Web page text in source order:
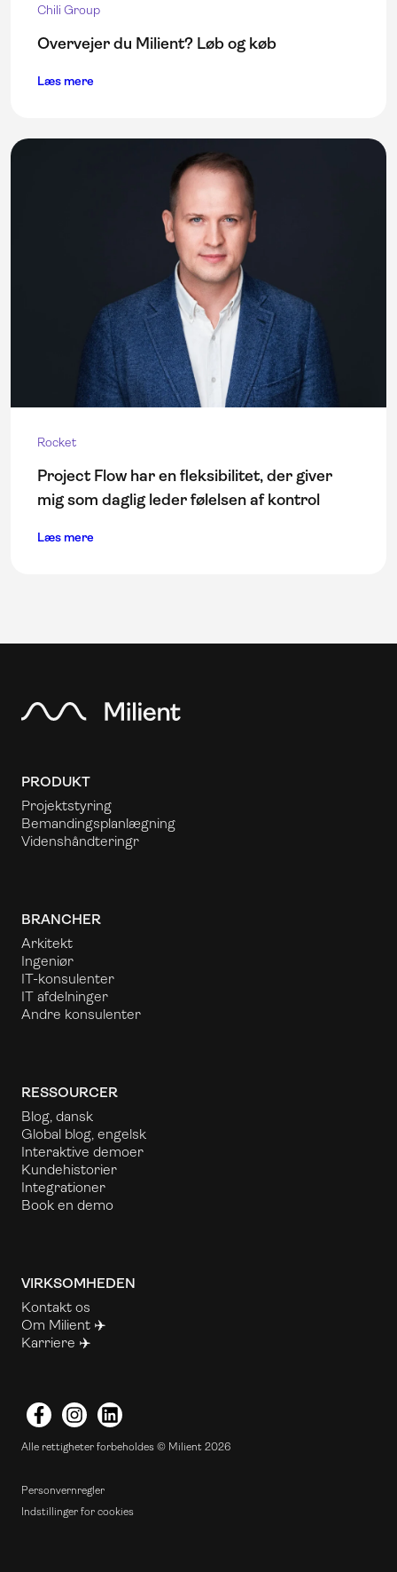
Chili Group
Overvejer du Milient? Løb og køb
Læs mere
Rocket
Project Flow har en fleksibilitet, der giver
mig som daglig leder følelsen af ​​kontrol
Læs mere
PRODUKT
Projektstyring
Bemandingsplanlægning
Videnshåndteringr
BRANCHER
Arkitekt
Ingeniør
IT-konsulenter
IT afdelninger
Andre konsulenter
RESSOURCER
Blog, dansk
Global blog, engelsk
Interaktive demoer
Kundehistorier
Integrationer
Book en demo
VIRKSOMHEDEN
Kontakt os
Om Milient ✈️
Karriere ✈️
FacebookInstagramLinkedIn
Alle rettigheter forbeholdes © Milient 2026
Personvernregler
Indstillinger for cookies